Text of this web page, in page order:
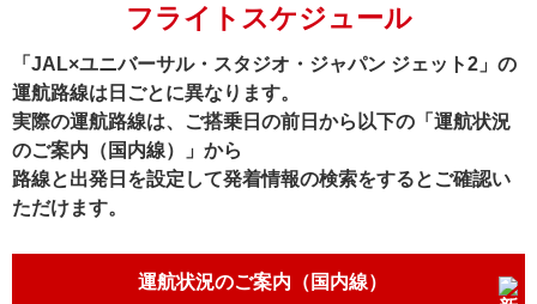
フライトスケジュール
「JAL×ユニバーサル・スタジオ・ジャパン ジェット2」の
運航路線は日ごとに異なります。
実際の運航路線は、ご搭乗日の前日から以下の「運航状況
のご案内（国内線）」から
路線と出発日を設定して発着情報の検索をするとご確認い
ただけます。
運航状況のご案内（国内線）